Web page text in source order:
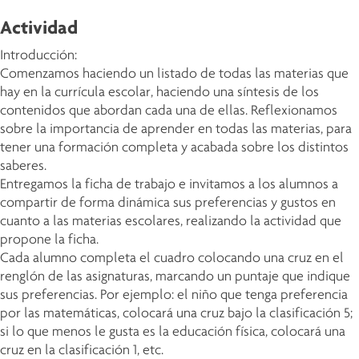
Actividad
Introducción:
Comenzamos haciendo un listado de todas las materias que
hay en la currícula escolar, haciendo una síntesis de los
contenidos que abordan cada una de ellas. Reflexionamos
sobre la importancia de aprender en todas las materias, para
tener una formación completa y acabada sobre los distintos
saberes.
Entregamos la ficha de trabajo e invitamos a los alumnos a
compartir de forma dinámica sus preferencias y gustos en
cuanto a las materias escolares, realizando la actividad que
propone la ficha.
Cada alumno completa el cuadro colocando una cruz en el
renglón de las asignaturas, marcando un puntaje que indique
sus preferencias. Por ejemplo: el niño que tenga preferencia
por las matemáticas, colocará una cruz bajo la clasificación 5;
si lo que menos le gusta es la educación física, colocará una
cruz en la clasificación 1, etc.